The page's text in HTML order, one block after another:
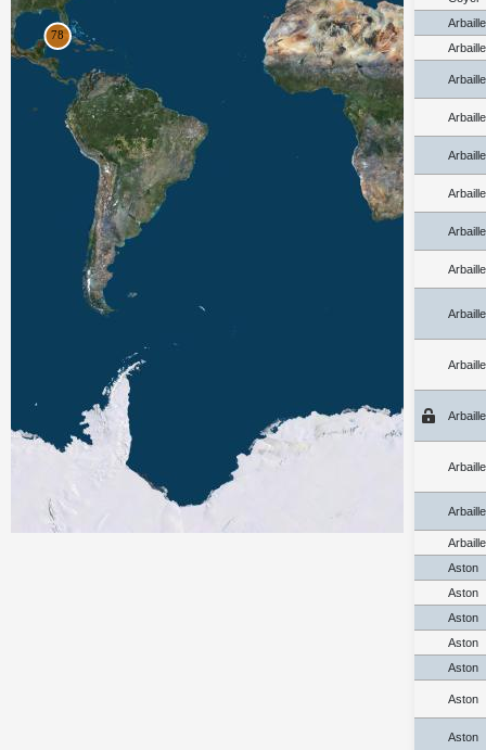
Aston
Aston
Aston
Aston
Aston
Aston
Aston